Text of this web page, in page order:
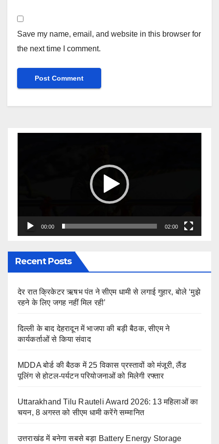
Save my name, email, and website in this browser for
the next time I comment.
00:00 02:00
Recent Posts
देर रात क्रिकेटर ऋषभ पंत ने सीएम धामी से लगाई गुहार, बोले ‘मुझे
रहने के लिए जगह नहीं मिल रही’
दिल्ली के बाद देहरादून में भाजपा की बड़ी बैठक, सीएम ने
कार्यकर्ताओं से किया संवाद
MDDA बोर्ड की बैठक में 25 विकास प्रस्तावों को मंजूरी, लैंड
पूलिंग से होटल-पर्यटन परियोजनाओं को मिलेगी रफ्तार
Uttarakhand Tilu Rauteli Award 2026: 13 महिलाओं का
चयन, 8 अगस्त को सीएम धामी करेंगे सम्मानित
उत्तराखंड में बनेगा सबसे बड़ा Battery Energy Storage